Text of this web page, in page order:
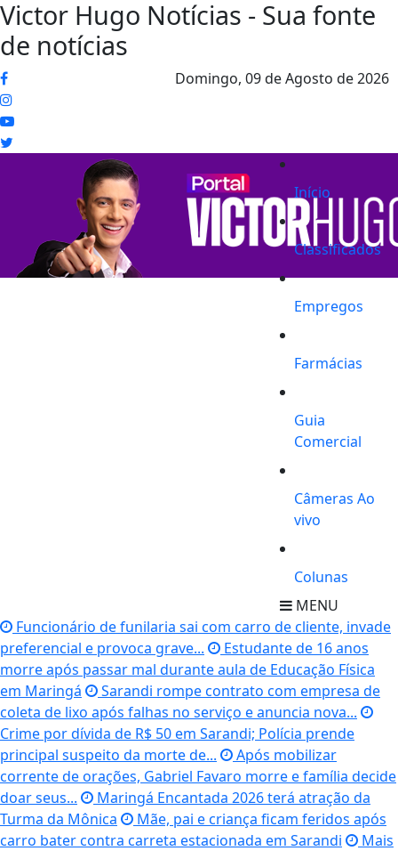
Victor Hugo Notícias - Sua fonte
de notícias
Domingo, 09 de Agosto de 2026
Início
Classificados
Empregos
Farmácias
Guia
Comercial
Câmeras Ao
vivo
Colunas
MENU
Funcionário de funilaria sai com carro de cliente, invade
preferencial e provoca grave...
Estudante de 16 anos
morre após passar mal durante aula de Educação Física
em Maringá
Sarandi rompe contrato com empresa de
coleta de lixo após falhas no serviço e anuncia nova...
Crime por dívida de R$ 50 em Sarandi; Polícia prende
principal suspeito da morte de...
Após mobilizar
corrente de orações, Gabriel Favaro morre e família decide
doar seus...
Maringá Encantada 2026 terá atração da
Turma da Mônica
Mãe, pai e criança ficam feridos após
carro bater contra carreta estacionada em Sarandi
Mais